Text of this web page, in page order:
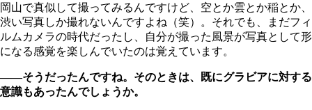
岡山で真似して撮ってみるんですけど、空とか雲とか稲とか、
渋い写真しか撮れないんですよね（笑）。それでも、まだフィ
ルムカメラの時代だったし、自分が撮った風景が写真として形
になる感覚を楽しんでいたのは覚えています。
――そうだったんですね。そのときは、既にグラビアに対する
意識もあったんでしょうか。